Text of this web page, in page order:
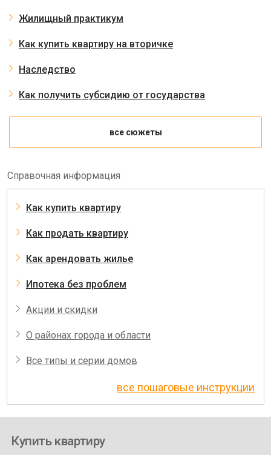
Жилищный практикум
Как купить квартиру на вторичке
Наследство
Как получить субсидию от государства
все сюжеты
Справочная информация
Как купить квартиру
Как продать квартиру
Как арендовать жилье
Ипотека без проблем
Акции и скидки
О районах города и области
Все типы и серии домов
все пошаговые инструкции
Купить квартиру